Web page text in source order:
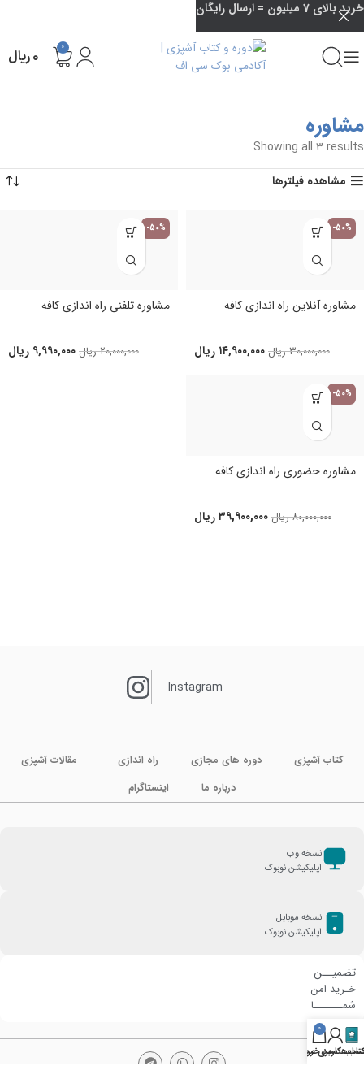
0 ۰ریال
مشاوره
Showing all 3 results
مشاهده فیلترها
-50%
مشاوره آنلاین راه اندازی کافه
۳۰,۰۰۰,۰۰۰ ریال ۱۴,۹۰۰,۰۰۰ ریال
-50%
مشاوره تلفنی راه اندازی کافه
۲۰,۰۰۰,۰۰۰ ریال ۹,۹۹۰,۰۰۰ ریال
-50%
مشاوره حضوری راه اندازی کافه
۸۰,۰۰۰,۰۰۰ ریال ۳۹,۹۰۰,۰۰۰ریال
Instagram
کتاب آشپزی دوره های مجازی راه اندازی
مقالات آشپزی
درباره ما
اینستاگرام
نسخه وب
اپلیکیشن نوبوک
نسخه موبایل
اپلیکیشن نوبوک
تضمیــن
خـرید امن
شمـــــــا
خرید بالای 7 میلیون = ارسال رایگان
کاربری من
0
سبد خرید